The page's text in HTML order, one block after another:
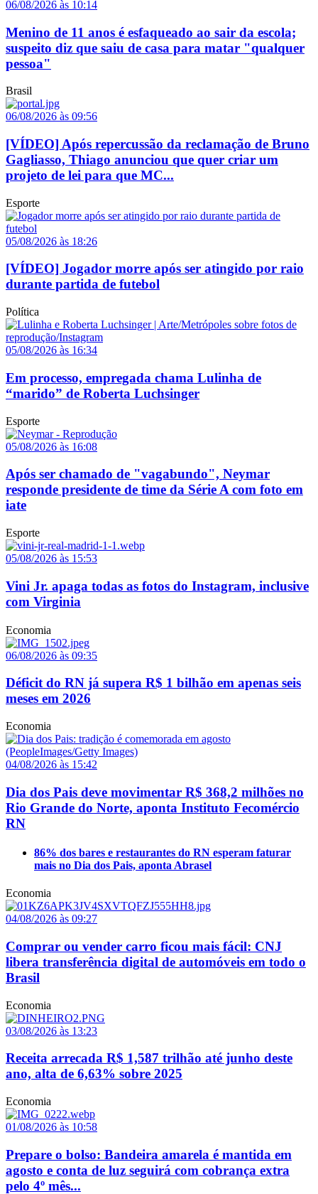
06/08/2026 às 10:14
Menino de 11 anos é esfaqueado ao sair da escola;
suspeito diz que saiu de casa para matar "qualquer
pessoa"
Brasil
06/08/2026 às 09:56
[VÍDEO] Após repercussão da reclamação de Bruno
Gagliasso, Thiago anunciou que quer criar um
projeto de lei para que MC...
Esporte
05/08/2026 às 18:26
[VÍDEO] Jogador morre após ser atingido por raio
durante partida de futebol
Política
05/08/2026 às 16:34
Em processo, empregada chama Lulinha de
“marido” de Roberta Luchsinger
Esporte
05/08/2026 às 16:08
Após ser chamado de "vagabundo", Neymar
responde presidente de time da Série A com foto em
iate
Esporte
05/08/2026 às 15:53
Vini Jr. apaga todas as fotos do Instagram, inclusive
com Virginia
Economia
06/08/2026 às 09:35
Déficit do RN já supera R$ 1 bilhão em apenas seis
meses em 2026
Economia
04/08/2026 às 15:42
Dia dos Pais deve movimentar R$ 368,2 milhões no
Rio Grande do Norte, aponta Instituto Fecomércio
RN
86% dos bares e restaurantes do RN esperam faturar
mais no Dia dos Pais, aponta Abrasel
Economia
04/08/2026 às 09:27
Comprar ou vender carro ficou mais fácil: CNJ
libera transferência digital de automóveis em todo o
Brasil
Economia
03/08/2026 às 13:23
Receita arrecada R$ 1,587 trilhão até junho deste
ano, alta de 6,63% sobre 2025
Economia
01/08/2026 às 10:58
Prepare o bolso: Bandeira amarela é mantida em
agosto e conta de luz seguirá com cobrança extra
pelo 4º mês...